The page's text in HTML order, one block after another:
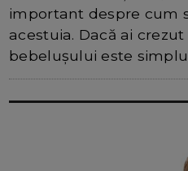
important despre cum
acestuia. Dacă ai
bebelușului este